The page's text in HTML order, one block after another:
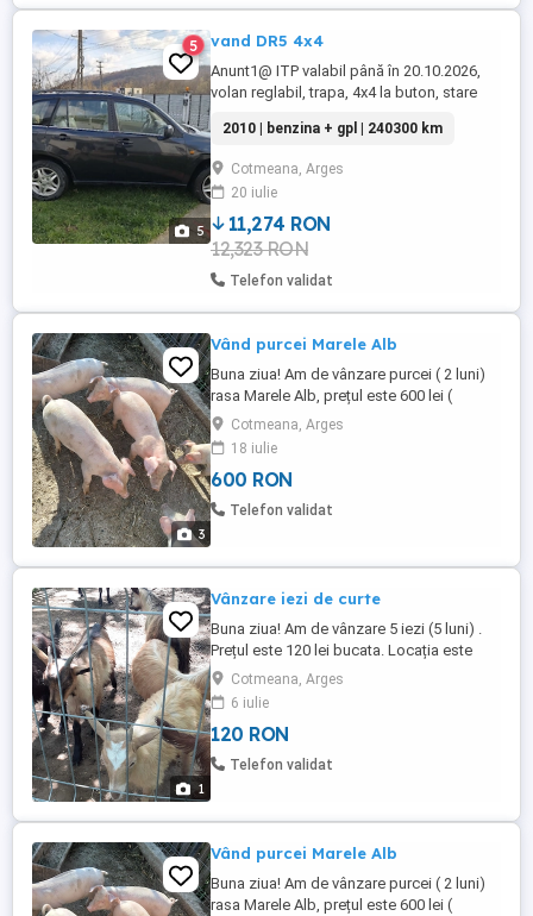
5
5 vand DR5 4x4
Anunt1@ ITP valabil până în 20.10.2026,
volan reglabil, trapa, 4x4 la buton, stare
2010 | benzina + gpl | 240300 km
Cotmeana, Arges
20 iulie
11,274 RON
12,323 RON
Telefon validat
3
Vând purcei Marele Alb
Buna ziua! Am de vânzare purcei ( 2 luni)
rasa Marele Alb, prețul este 600 lei (
mascul) , 500 lei femela. Purceii sunt
crescuți la curte în condiții bune. Locația
este Cotmeana Arges langa Mănăstirea
Cotmeana.
Cotmeana, Arges
18 iulie
600 RON
Telefon validat
1
Vânzare iezi de curte
Buna ziua! Am de vânzare 5 iezi (5 luni) .
Prețul este 120 lei bucata. Locația este
Cotmeana Arges (Nr . 62). Sunați la .
Cotmeana, Arges
6 iulie
120 RON
Telefon validat
Vând purcei Marele Alb
Buna ziua! Am de vânzare purcei ( 2 luni)
rasa Marele Alb, prețul este 600 lei (